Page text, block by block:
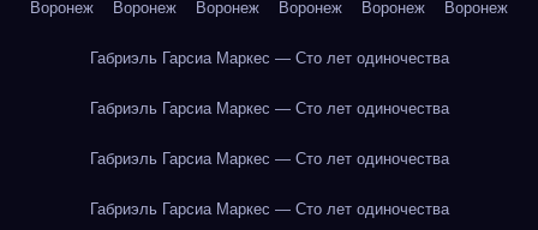
Воронеж Воронеж Воронеж Воронеж Воронеж Воронеж
Габриэль Гарсиа Маркес — Сто лет одиночества
Габриэль Гарсиа Маркес — Сто лет одиночества
Габриэль Гарсиа Маркес — Сто лет одиночества
Габриэль Гарсиа Маркес — Сто лет одиночества